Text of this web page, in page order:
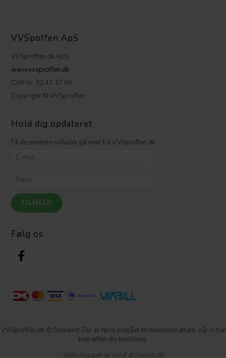
VVSpoffen ApS
VVSproffen.dk ApS
www.vvsproffen.dk
CVR nr: 32 47 17 06
Copyright © VVSproffen
Hold dig opdateret
Få de seneste nyheder på mail fra VVSproffen.dk
Følg os
VVSproffen.dk © Bemærk! Der er først indgået en bindende aftale, når vi har
bekræftet din bestilling.
Webshoppen er lavet af foecon.dk